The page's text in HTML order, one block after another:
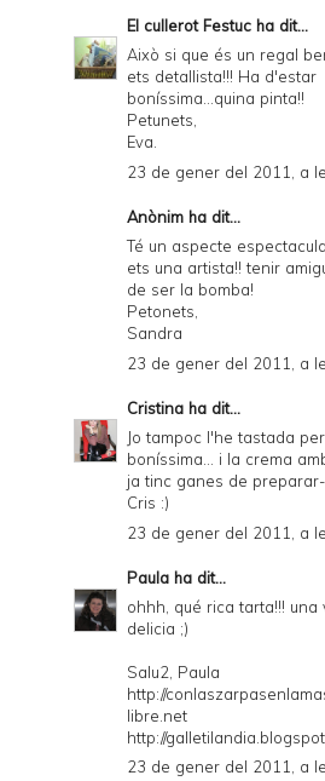
El cullerot Festuc ha dit...
Això si que és un regal
ets detallista!!! Ha d'estar
boníssima...quina pinta!!
Petunets,
Eva.
23 de gener del 2011, a
Anònim ha dit...
Té un aspecte
ets una artista!! tenir
de ser la bomba!
Petonets,
Sandra
23 de gener del 2011, a
Cristina ha dit...
Jo tampoc l'he tastada
boníssima... i la crema
ja tinc ganes de
Cris :)
23 de gener del 2011, a
Paula ha dit...
ohhh, qué rica tarta!!! una
delicia ;)
Salu2, Paula
http://
libre.net
http://
23 de gener del 2011, a